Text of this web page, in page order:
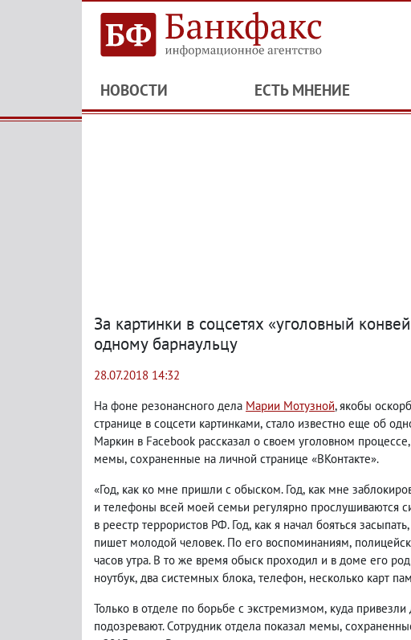
НОВОСТИ ЕСТЬ МНЕНИЕ
За картинки в соцсетях «уголовный
одному барнаульцу
28.07.2018 14:32
На фоне резонансного дела Марии Мотузной, якобы
странице в соцсети картинками, стало известно еще об
Маркин в Facebook рассказал о своем уголовном процессе,
мемы, сохраненные на личной странице «ВКонтакте».
«Год, как ко мне пришли с обыском. Год, как мне
и телефоны всей моей семьи регулярно прослушиваются
в реестр террористов РФ. Год, как я начал бояться засыпать,
пишет молодой человек. По его воспоминаниям,
часов утра. В то же время обыск проходил и в доме его
ноутбук, два системных блока, телефон, несколько карт
Только в отделе по борьбе с экстремизмом, куда
подозревают. Сотрудник отдела показал мемы,